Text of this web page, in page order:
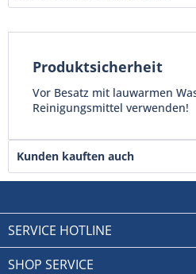
Produktsicherheit
Vor Besatz mit lauwarmen
Reinigungsmittel verwenden!
Kunden kauften auch
SERVICE HOTLINE
SHOP SERVICE